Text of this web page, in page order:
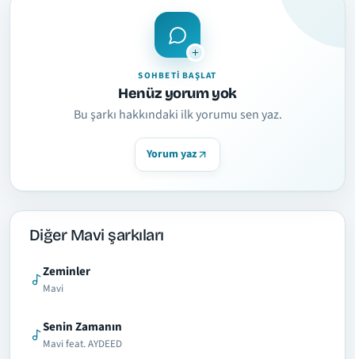
SOHBETI BAŞLAT
Henüz yorum yok
Bu şarkı hakkındaki ilk yorumu sen yaz.
Yorum yaz
Diğer Mavi şarkıları
Zeminler
Mavi
Senin Zamanın
Mavi feat. AYDEED